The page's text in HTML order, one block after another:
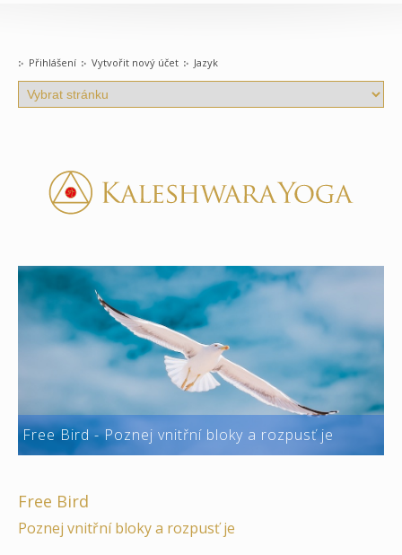
Přihlášení Vytvořit nový účet Jazyk
Free Bird - Poznej vnitřní bloky a rozpusť je
Free Bird
Poznej vnitřní bloky a rozpusť je